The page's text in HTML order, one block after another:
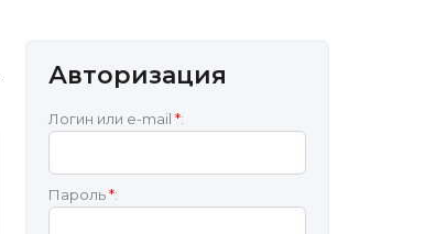
Авторизация
Логин или e-mail *:
Пароль*: